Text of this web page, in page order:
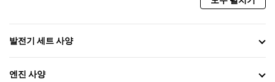
발전기 세트 사양
엔진 사양